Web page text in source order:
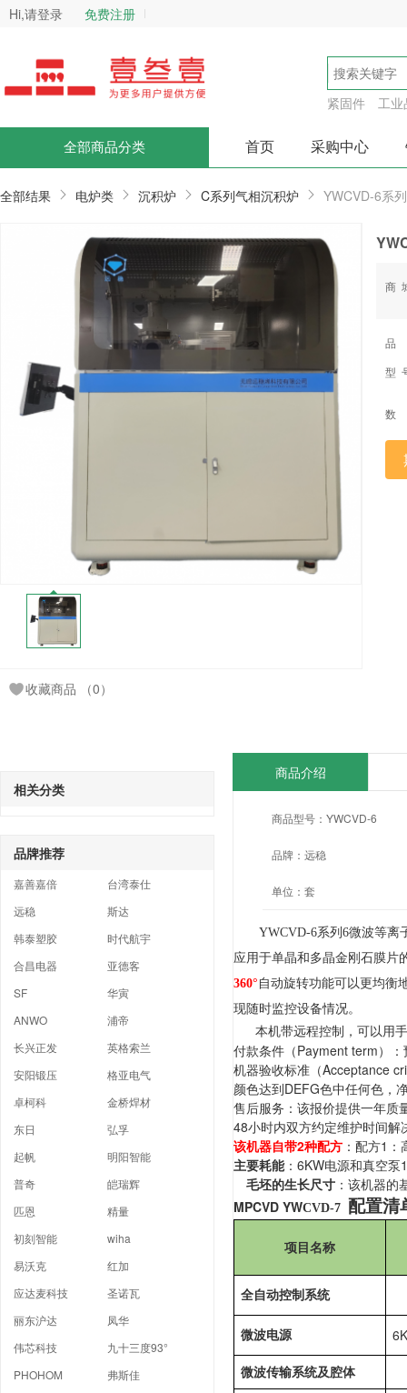
Hi,请登录 免费注册
紧固件 工业
全部商品分类 首页 采购中心
全部结果 电炉类 沉积炉 C系列气相沉积炉 YWCVD-6系
收藏商品 （0）
商
型
相关分类
品牌推荐
嘉善嘉倍
台湾泰仕
远稳
斯达
韩泰塑胶
时代航宇
合昌电器
亚德客
SF
华寅
ANWO
浦帝
长兴正发
英格索兰
安阳锻压
格亚电气
卓柯科
金桥焊材
东日
弘孚
起帆
明阳智能
普奇
皑瑞辉
匹恩
精量
初刻智能
wiha
易沃克
红加
应达麦科技
圣诺瓦
丽东沪达
凤华
伟芯科技
九十三度93°
PHOHOM
弗斯佳
商品介绍
商品型号： YWCVD-6
品牌： 远稳
单位： 套
YWCVD-6系列6微波等离
应用于单晶和多晶金刚石膜片
360° 自动旋转功能可以更均衡
现随时监控设备情况。
本机带远程控制，可以用手
付款条件（Payment term）
机器验收标准（Acceptance
颜色达到DEFG色中任何色，
售后服务：该报价提供一年质
48小时内双方约定维护时间解
该机器自带2种配方 ：配方1
主要耗能：6KW电源和真空泵
毛坯的生长尺寸 ：该机器
MPCVD YWCVD-7 配置清
项目名称
全自动控制系统
微波电源
微波传输系统及腔体